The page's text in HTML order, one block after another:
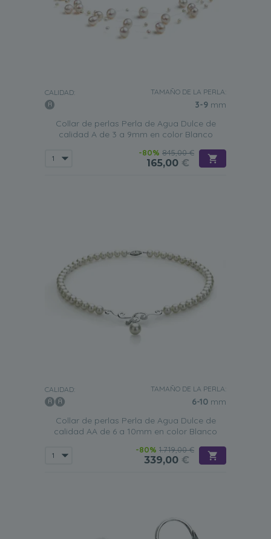
CALIDAD: TAMAÑO DE LA PERLA:
3-9 mm
Collar de perlas Perla de Agua Dulce de
calidad A de 3 a 9mm en color Blanco
-80% 845,00 €
165,00 €
CALIDAD: TAMAÑO DE LA PERLA:
6-10 mm
Collar de perlas Perla de Agua Dulce de
calidad AA de 6 a 10mm en color Blanco
-80% 1.719,00 €
339,00 €